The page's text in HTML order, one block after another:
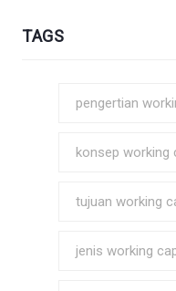
TAGS
pengertian
konsep working
tujuan working
jenis working